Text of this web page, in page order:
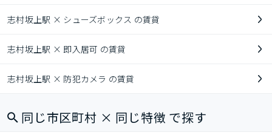
志村坂上駅 × シューズボックス の賃貸
志村坂上駅 × 即入居可 の賃貸
志村坂上駅 × 防犯カメラ の賃貸
同じ市区町村 × 同じ特徴 で探す